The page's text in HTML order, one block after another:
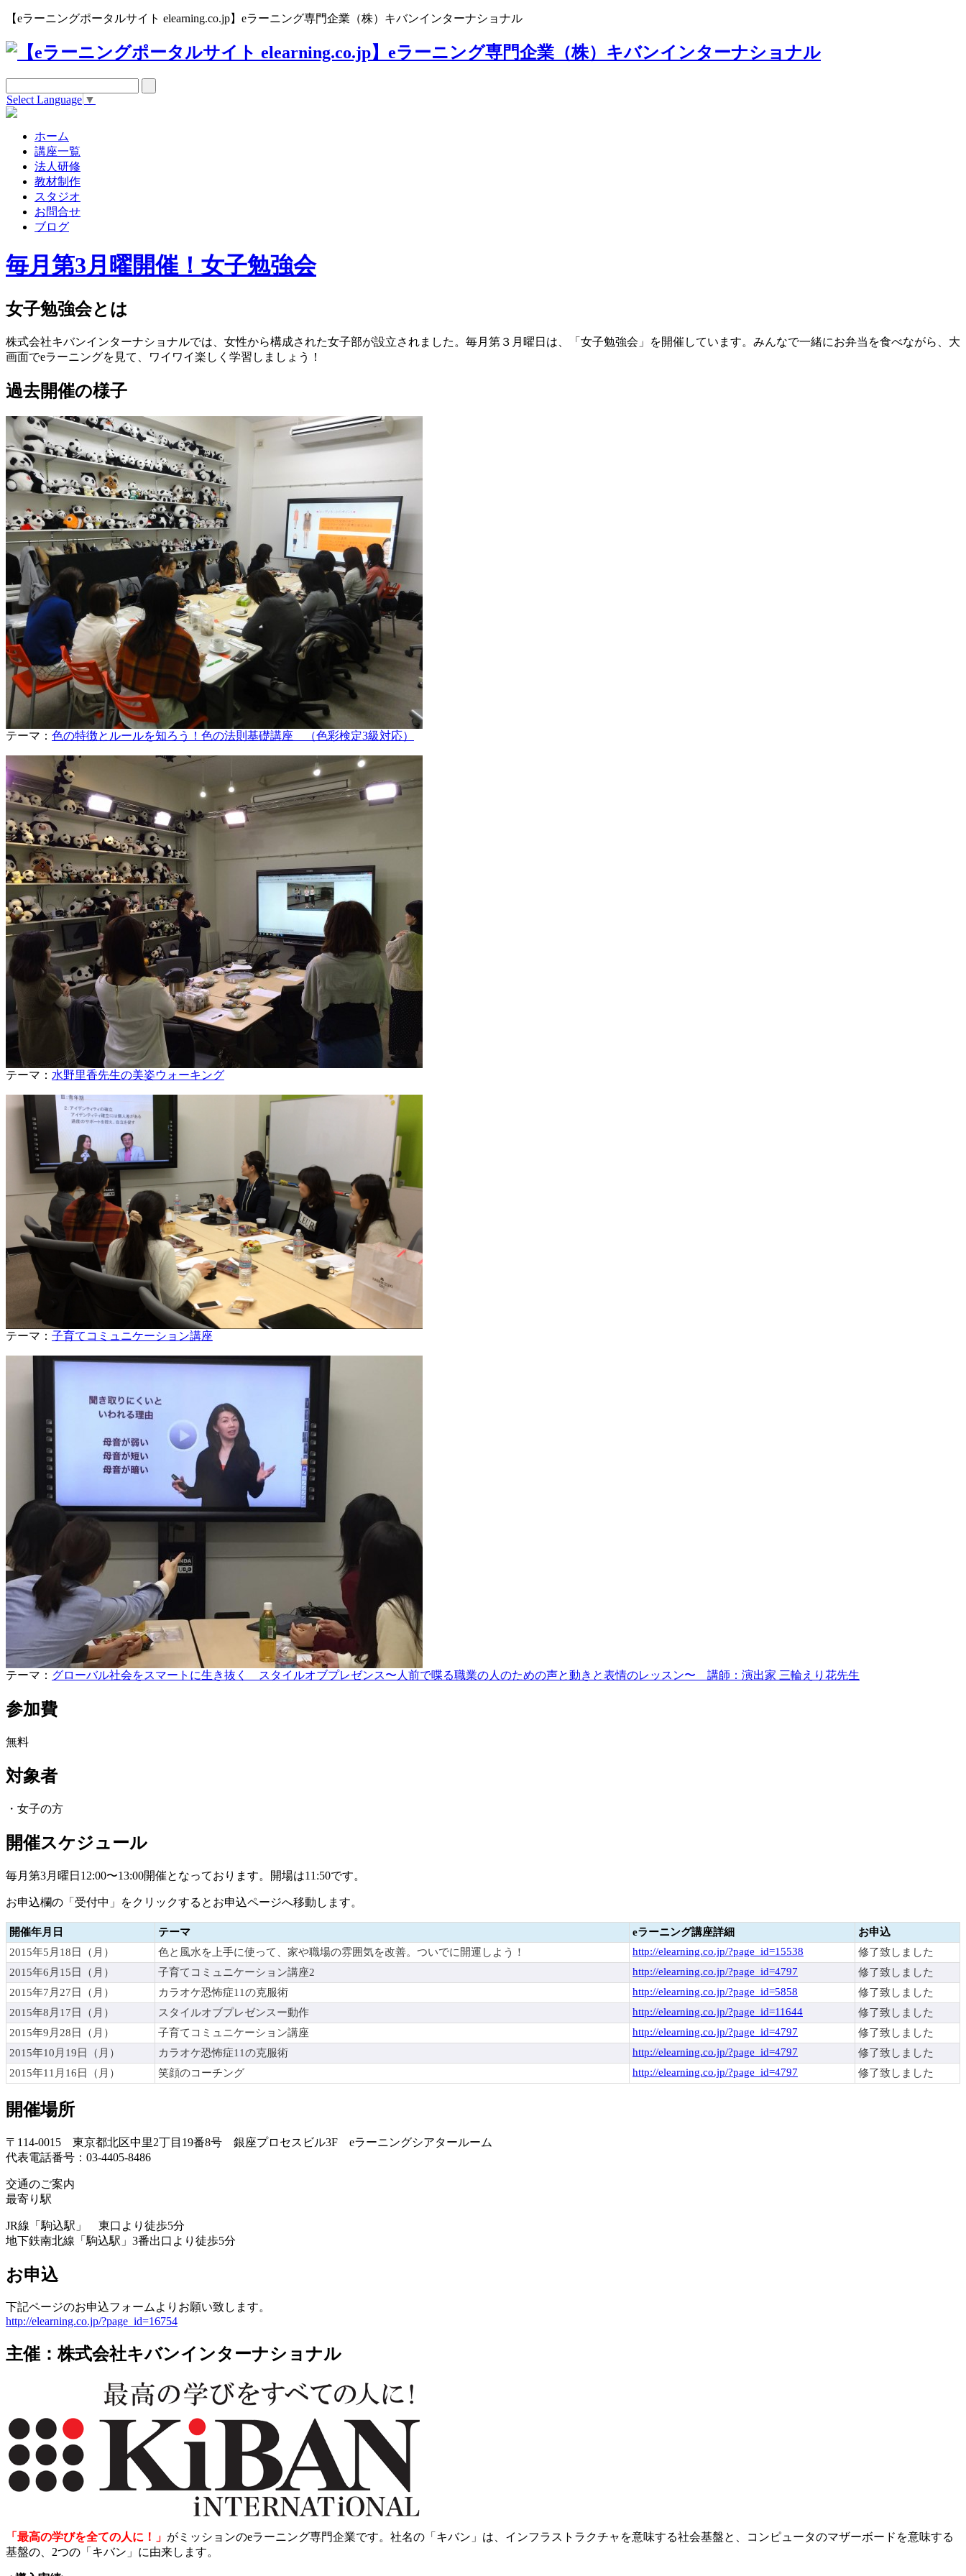
【eラーニングポータルサイト elearning.co.jp】eラーニング専門企業（株）キバンインターナショナル
Select Language ▼
ホーム
講座一覧
法人研修
教材制作
スタジオ
お問合せ
ブログ
毎月第3月曜開催！女子勉強会
女子勉強会とは
株式会社キバンインターナショナルでは、女性から構成された女子部が設立されました。毎月第３月曜日は、「女子勉強会」を開催しています。みんなで一緒にお弁当を食べながら、大
画面でeラーニングを見て、ワイワイ楽しく学習しましょう！
過去開催の様子
テーマ： 色の特徴とルールを知ろう！色の法則基礎講座 （色彩検定3級対応）
テーマ： 水野里香先生の美姿ウォーキング
テーマ： 子育てコミュニケーション講座
テーマ： グローバル社会をスマートに生き抜く スタイルオブプレゼンス〜人前で喋る職業の人のための声と動きと表情のレッスン〜 講師：演出家 三輪えり花先生
参加費
無料
対象者
・女子の方
開催スケジュール
毎月第3月曜日12:00〜13:00開催となっております。開場は11:50です。
お申込欄の「受付中」をクリックするとお申込ページへ移動します。
開催年月日 テーマ eラーニング講座詳細
お申込
2015年5月18日（月）
色と風水を上手に使って、家や職場の雰囲気を改善。ついでに開運しよう！ http://elearning.co.jp/?page_id=15538
修了致しました
2015年6月15日（月）
子育てコミュニケーション講座2 http://elearning.co.jp/?page_id=4797
修了致しました
2015年7月27日（月）
カラオケ恐怖症11の克服術 http://elearning.co.jp/?page_id=5858
修了致しました
2015年8月17日（月）
スタイルオブプレゼンスー動作 http://elearning.co.jp/?page_id=11644
修了致しました
2015年9月28日（月）
子育てコミュニケーション講座 http://elearning.co.jp/?page_id=4797
修了致しました
2015年10月19日（月）
カラオケ恐怖症11の克服術 http://elearning.co.jp/?page_id=4797
修了致しました
2015年11月16日（月）
笑顔のコーチング http://elearning.co.jp/?page_id=4797 修了致しました
開催場所
〒114-0015 東京都北区中里2丁目19番8号 銀座プロセスビル3F eラーニングシアタールーム
代表電話番号：03-4405-8486
交通のご案内
最寄り駅
JR線「駒込駅」 東口より徒歩5分
地下鉄南北線「駒込駅」3番出口より徒歩5分
お申込
下記ページのお申込フォームよりお願い致します。
http://elearning.co.jp/?page_id=16754
主催：株式会社キバンインターナショナル
「最高の学びを全ての人に！」 がミッションのeラーニング専門企業です。社名の「キバン」は、インフラストラクチャを意味する社会基盤と、コンピュータのマザーボードを意味する
基盤の、2つの「キバン」に由来します。